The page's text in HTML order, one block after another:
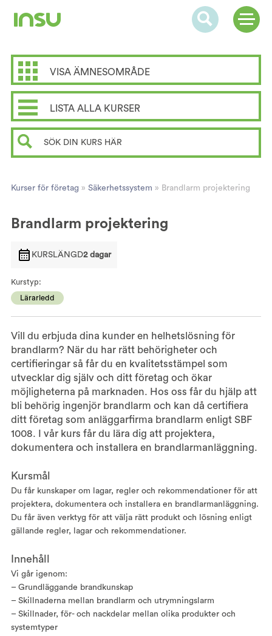
VISA ÄMNESOMRÅDE
LISTA ALLA KURSER
Kurser för företag » Säkerhetssystem » Brandlarm projektering
Brandlarm projektering
Kurstyp:
Lärarledd
KURSLÄNGD2 dagar
Vill du erbjuda dina kunder en helhetslösning för
brandlarm? När du har rätt behörigheter och
certifieringar så får du en kvalitetsstämpel som
utvecklar dig själv och ditt företag och ökar
möjligheterna på marknaden. Hos oss får du hjälp att
bli behörig ingenjör brandlarm och kan då certifiera
ditt företag som anläggarfirma brandlarm enligt SBF
1008. I vår kurs får du lära dig att projektera,
dokumentera och installera en brandlarmanläggning.
Kursmål
Du får kunskaper om lagar, regler och rekommendationer för att
projektera, dokumentera och installera en brandlarmanläggning.
Du får även verktyg för att välja rätt produkt och lösning enligt
gällande regler, lagar och rekommendationer.
Innehåll
Vi går igenom:
– Grundläggande brandkunskap
– Skillnaderna mellan brandlarm och utrymningslarm
– Skillnader, för- och nackdelar mellan olika produkter och
systemtyper